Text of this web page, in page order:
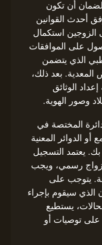
أن تكون
أحدث القوانين
على الزوجين استكمال
على الموافقات
الذي يتضمن
المعدية. بعد ذلك،
الوثائق
وصور الهوية.
المختصة في
أو الدوائر المعنية
بك. يعتمد التسجيل
رسمي، ويجب
يتوجب على
الذي سيقوم بإجراء
يستطيع
على توصيات أو